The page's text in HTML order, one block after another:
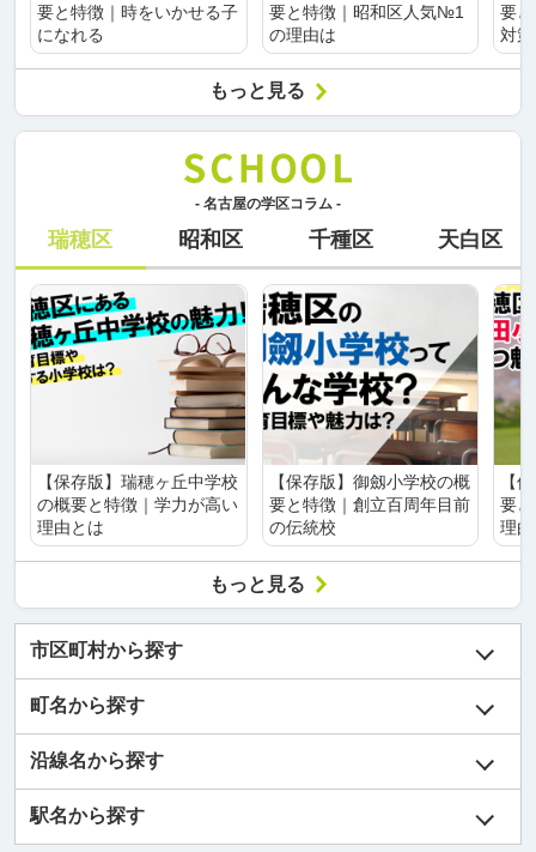
要と特徴｜時をいかせる子
になれる
要と特徴｜昭和区人気№1
の理由は
要
対
もっと見る
- 名古屋の学区コラム -
瑞穂区 昭和区 千種区 天白区
【保存版】瑞穂ヶ丘中学校
の概要と特徴｜学力が高い
理由とは
【保存版】御劔小学校の概
要と特徴｜創立百周年目前
の伝統校
【
要
理
もっと見る
市区町村から探す
町名から探す
沿線名から探す
駅名から探す